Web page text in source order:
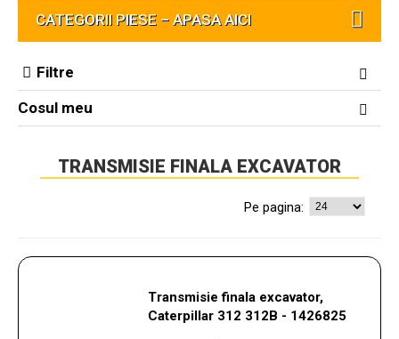
CATEGORII PIESE – APASA AICI
Filtre
Cosul meu
TRANSMISIE FINALA EXCAVATOR
Pe pagina:
Transmisie finala excavator,
Caterpillar 312 312B - 1426825